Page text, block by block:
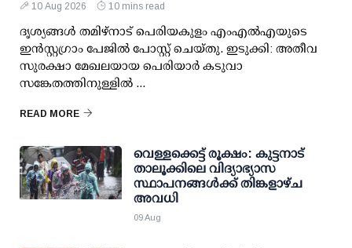
10 Aug 2026 10 mins read
ദൃശ്യങ്ങള്‍ തമിഴ്നാട് പെരിയകുളം എംഎല്‍എയുടെ
ഇന്‍സ്റ്റഗ്രാം പേജില്‍ പോസ്റ്റ് ചെയ്തു. ഇടുക്കി: അതീവ
സുരക്ഷാ മേഖലയായ പെരിയാര്‍ കടുവാ
സങ്കേതത്തിനുള്ളില്‍ ...
READ MORE
വെള്ളക്കെട്ട് രൂക്ഷം: കുട്ടനാട്
താലൂക്കിലെ വിദ്യാഭ്യാസ
സ്ഥാപനങ്ങള്‍ക്ക് തിങ്കളാഴ്ച
അവധി
09 Aug